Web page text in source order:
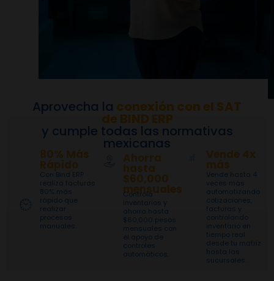
Aprovecha la conexión con el SAT
de BIND ERP
y cumple todas las normativas
mexicanas
80% Más
Rápido
Con Bind ERP
realiza facturas
80% más
rápido que
realizar
procesos
manuales.
Ahorra
hasta
$60,000
mensuales
Controla
inventarios y
ahorra hasta
$60,000 pesos
mensuales con
el apoyo de
controles
automáticos.
Vende 4x
más
Vende hasta 4
veces más
automatizando
cotizaciones,
facturas y
controlando
inventario en
tiempo real
desde tu matriz
hasta las
sucursales.